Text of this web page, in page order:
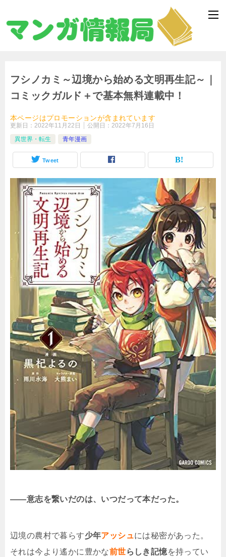
フシノカミ～辺境から始める文明再生記～｜
コミックガルド＋で基本無料連載中！
本ページはプロモーションが含まれています
更新日： 2022年11月22日 公開日： 2022年7月16日
異世界・転生
青年漫画
Tweet
――意志を繋いだのは、いつだって本だった。
辺境の農村で暮らす少年アッシュには秘密があった。
それは今より遙かに豊かな前世らしき記憶を持ってい